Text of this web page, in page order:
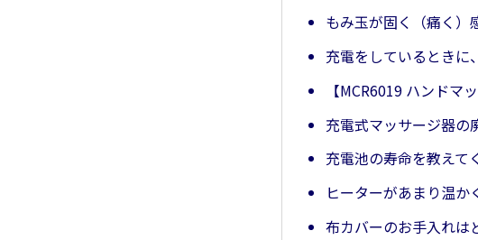
もみ玉が固く（痛く）
充電をしているときに
【MCR6019 ハンド
充電式マッサージ器の
充電池の寿命を教えて
ヒーターがあまり温か
布カバーのお手入れは